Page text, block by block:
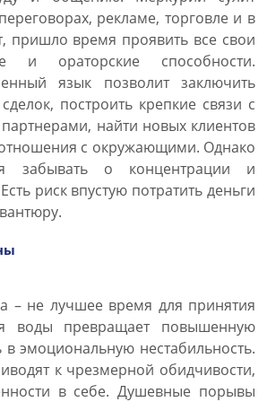
рекламе, торговле и в
пришло время проявить все свои
и ораторские способности.
язык позволит заключить
построить крепкие связи с
найти новых клиентов
с окружающими. Однако
забывать о концентрации и
риск впустую потратить деньги
– не лучшее время для принятия
воды превращает повышенную
в эмоциональную нестабильность.
к чрезмерной обидчивости,
в себе. Душевные порывы